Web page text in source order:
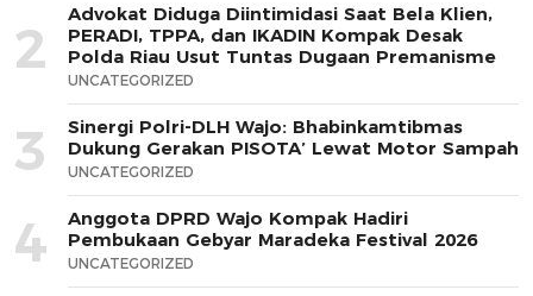
2
Advokat Diduga Diintimidasi Saat Bela Klien,
PERADI, TPPA, dan IKADIN Kompak Desak
Polda Riau Usut Tuntas Dugaan Premanisme
UNCATEGORIZED
3
Sinergi Polri-DLH Wajo: Bhabinkamtibmas
Dukung Gerakan PISOTA’ Lewat Motor Sampah
UNCATEGORIZED
4
Anggota DPRD Wajo Kompak Hadiri
Pembukaan Gebyar Maradeka Festival 2026
UNCATEGORIZED